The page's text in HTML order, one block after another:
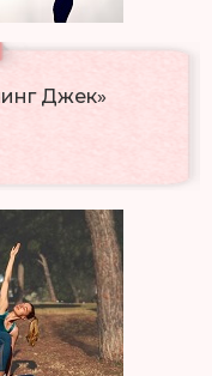
Джек»